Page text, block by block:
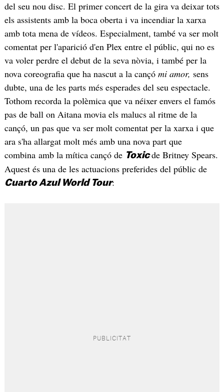
del seu nou disc. El primer concert de la gira va deixar tots
els assistents amb la boca oberta i va incendiar la xarxa
amb tota mena de vídeos. Especialment, també va ser molt
comentat per l'aparició d'en Plex entre el públic, qui no es
va voler perdre el debut de la seva nòvia, i també per la
nova coreografia que ha nascut a la cançómi amor, sens
dubte, una de les parts més esperades del seu espectacle.
Tothom recorda la polèmica que va néixer envers el famós
pas de ball on Aitana movia els malucs al ritme de la
cançó, un pas que va ser molt comentat per la xarxa i que
ara s'ha allargat molt més amb una nova part que
combina amb la mítica cançó de Toxicde Britney Spears.
Aquest és una de les actuacions preferides del públic de
Cuarto Azul World Tour: